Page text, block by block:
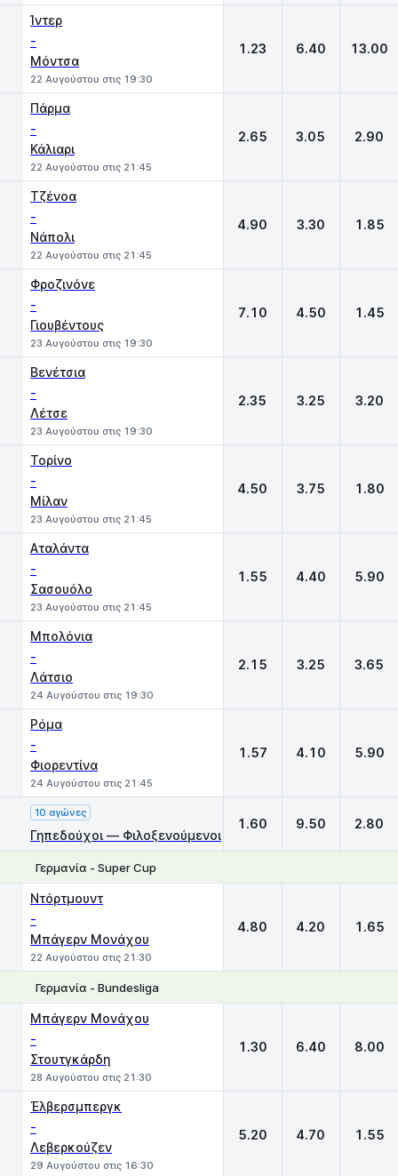
Ίντερ
-
Μόντσα
22 Αυγούστου στις 19:30
1.23 6.40 13.00
Πάρμα
-
Κάλιαρι
22 Αυγούστου στις 21:45
2.65 3.05 2.90
Τζένοα
-
Νάπολι
22 Αυγούστου στις 21:45
4.90 3.30 1.85
Φροζινόνε
-
Γιουβέντους
23 Αυγούστου στις 19:30
7.10 4.50 1.45
Βενέτσια
-
Λέτσε
23 Αυγούστου στις 19:30
2.35 3.25 3.20
Τορίνο
-
Μίλαν
23 Αυγούστου στις 21:45
4.50 3.75 1.80
Αταλάντα
-
Σασουόλο
23 Αυγούστου στις 21:45
1.55 4.40 5.90
Μπολόνια
-
Λάτσιο
24 Αυγούστου στις 19:30
2.15 3.25 3.65
Ρόμα
-
Φιορεντίνα
24 Αυγούστου στις 21:45
1.57 4.10 5.90
10 αγώνες
Γηπεδούχοι — Φιλοξενούμενοι
1.60 9.50 2.80
Γερμανία - Super Cup
Ντόρτμουντ
-
Μπάγερν Μονάχου
22 Αυγούστου στις 21:30
4.80 4.20 1.65
Γερμανία - Bundesliga
Μπάγερν Μονάχου
-
Στουτγκάρδη
28 Αυγούστου στις 21:30
1.30 6.40 8.00
Έλβερσμπεργκ
-
Λεβερκούζεν
29 Αυγούστου στις 16:30
5.20 4.70 1.55